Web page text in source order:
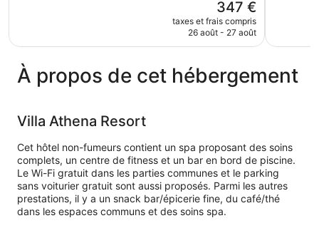
Le
nouveau
prix
347 €
taxes et frais compris
26 août - 27 août
À propos de cet hébergement
Villa Athena Resort
Cet hôtel non-fumeurs contient un spa proposant des soins
complets, un centre de fitness et un bar en bord de piscine.
Le Wi-Fi gratuit dans les parties communes et le parking
sans voiturier gratuit sont aussi proposés. Parmi les autres
prestations, il y a un snack bar/épicerie fine, du café/thé
dans les espaces communs et des soins spa.